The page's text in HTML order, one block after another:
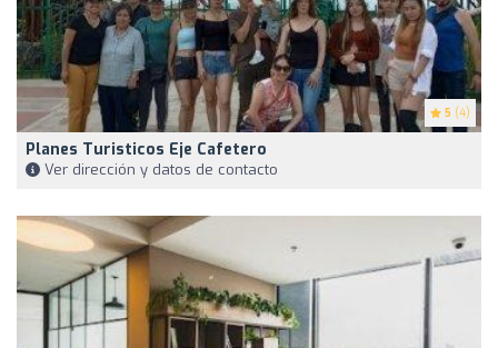
5 (4)
Planes Turisticos Eje Cafetero
Ver dirección y datos de contacto